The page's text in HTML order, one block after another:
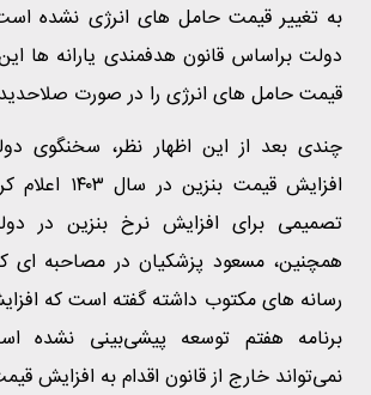
به تغییر قیمت حامل های انرژی نشده
دولت براساس قانون هدفمندی یارانه ها این
قیمت حامل های انرژی را در صورت
چندی بعد از این اظهار نظر، سخنگوی
افزایش قیمت
تصمیمی برای افزایش نرخ بنزین در
همچنین، مسعود پزشکیان در مصاحبه ای
رسانه های مکتوب داشته گفته است که
برنامه هفتم توسعه پیشی‌بینی نشده
نمی‌تواند خارج از قانون اقدام به افزایش